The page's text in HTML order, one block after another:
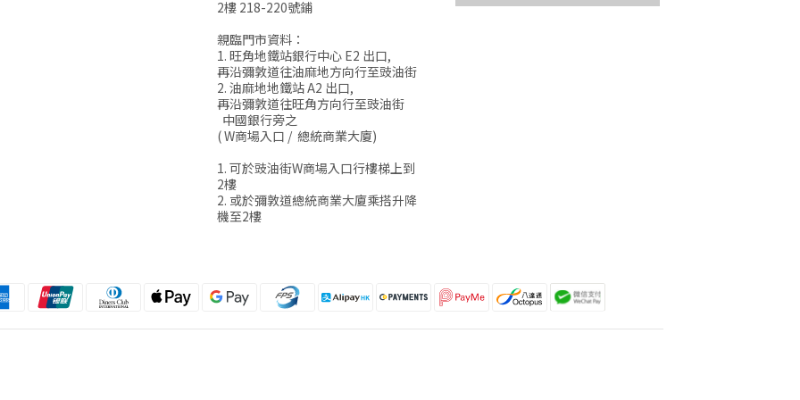
2樓 218-220號鋪
親臨門市資料：
1. 旺角地鐵站銀行中心 E2 出口,
再沿彌敦道往油麻地方向行至豉油街
2. 油麻地地鐵站 A2 出口,
再沿彌敦道往旺角方向行至豉油街
中國銀行旁之
( W商場入口 / 總統商業大廈)
1. 可於豉油街W商場入口行樓梯上到
2樓
2. 或於彌敦道總統商業大廈乘搭升降
機至2樓